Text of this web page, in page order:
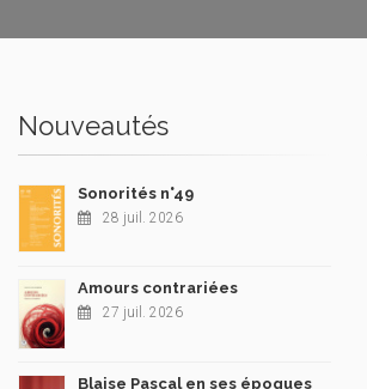
Nouveautés
Sonorités n°49
28 juil. 2026
Amours contrariées
27 juil. 2026
Blaise Pascal en ses époques